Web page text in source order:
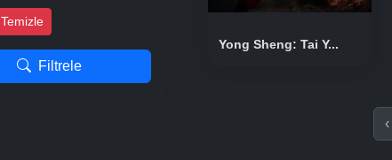
Hepsini Temizle
Filtrele
Yong Sheng: Tai Y...
‹